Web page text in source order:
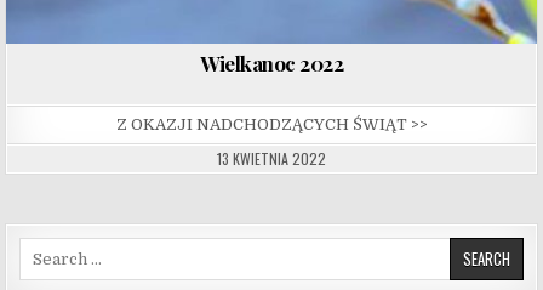
Wielkanoc 2022
Z OKAZJI NADCHODZĄCYCH ŚWIĄT >>
13 KWIETNIA 2022